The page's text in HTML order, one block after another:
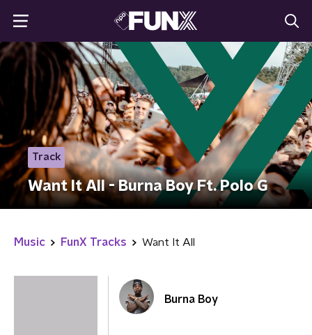
Track
Want It All - Burna Boy Ft. Polo G
Music FunX Tracks Want It All
Burna Boy